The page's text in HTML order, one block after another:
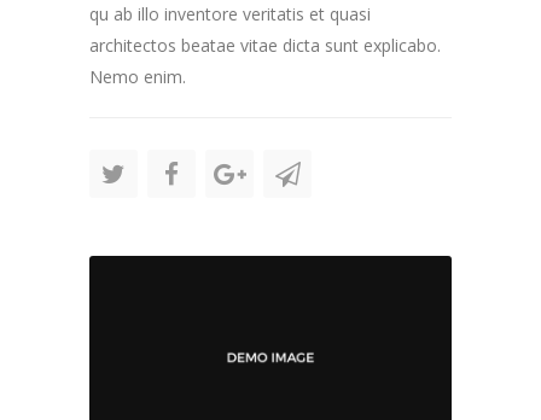
qu ab illo inventore veritatis et quasi
architectos beatae vitae dicta sunt explicabo.
Nemo enim.